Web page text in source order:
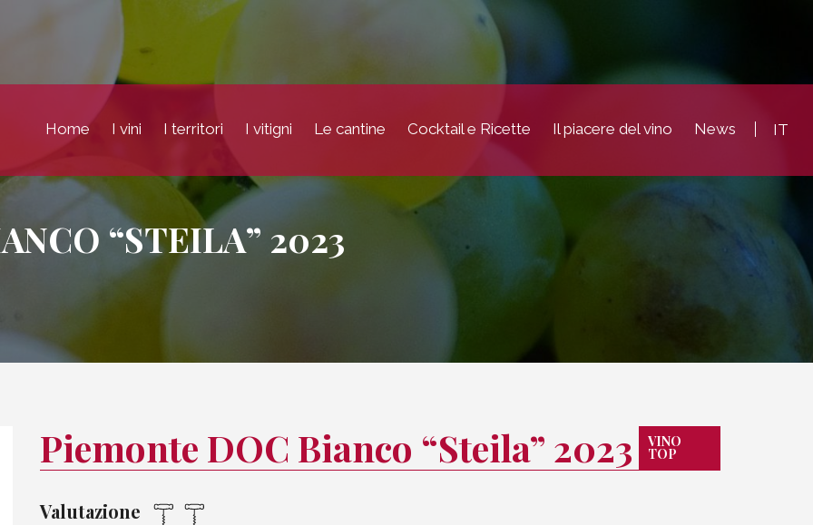
Home I vini I territori I vitigni Le cantine Cocktail e Ricette Il piacere del vino News IT
“STEILA” 2023
Piemonte DOC Bianco “Steila” 2023 VINO
TOP
Valutazione